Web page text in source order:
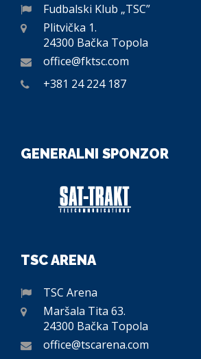
Fudbalski Klub „TSC”
Plitvička 1.
24300 Bačka Topola
office@fktsc.com
+381 24 224 187
GENERALNI SPONZOR
TSC ARENA
TSC Arena
Maršala Tita 63.
24300 Bačka Topola
office@tscarena.com